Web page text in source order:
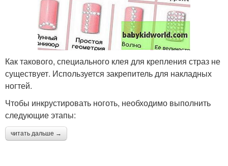
Как такового, специального клея для крепления страз не
существует. Используется закрепитель для накладных
ногтей.
Чтобы инкрустировать ноготь, необходимо выполнить
следующие этапы:
читать дальше →